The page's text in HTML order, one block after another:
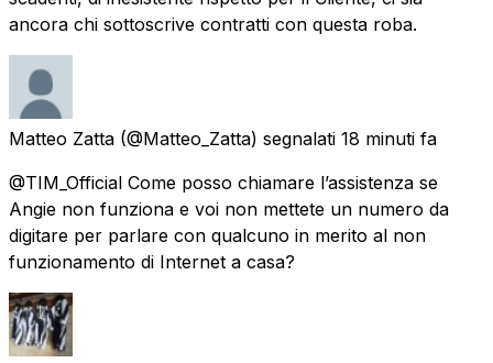
ancora chi sottoscrive contratti con questa roba.
Matteo Zatta (@Matteo_Zatta) segnalati 18 minuti fa
@TIM_Official Come posso chiamare l’assistenza se
Angie non funziona e voi non mettete un numero da
digitare per parlare con qualcuno in merito al non
funzionamento di Internet a casa?